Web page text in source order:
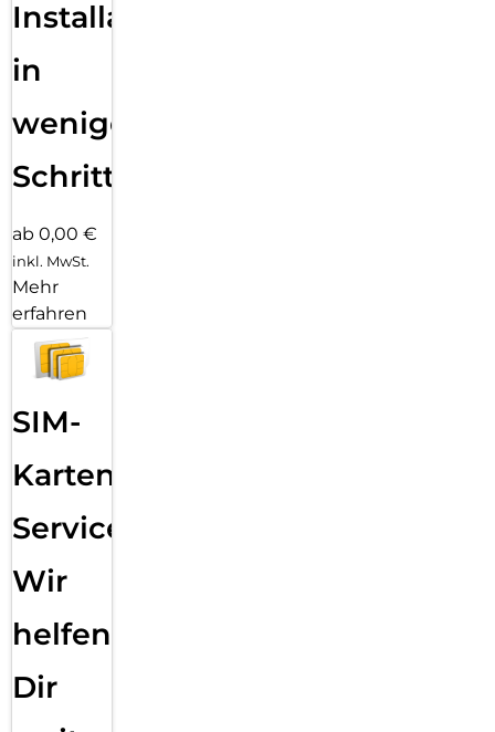
Installation
in
wenigen
Schritten
ab 0,00 €
inkl. MwSt.
Mehr
erfahren
SIM-
Karten
Service:
Wir
helfen
Dir